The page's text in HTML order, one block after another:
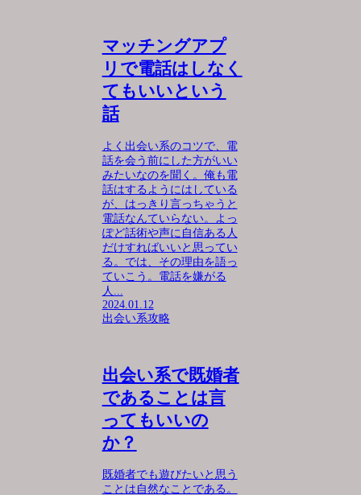
マッチングアプ
リで電話はしなく
てもいいという
話
よく出会い系のコツで、電
話を会う前にした方がいい
みたいなのを聞く。俺も電
話はするようにはしている
が、はっきり言っちゃうと
電話なんていらない。よっ
ぽど話術や声に自信ある人
だけすればいいと思ってい
る。では、その理由を語っ
ていこう。電話を嫌がる
人...
2024.01.12
出会い系攻略
出会い系で既婚者
であることは言
ってもいいの
か？
既婚者でも遊びたいと思う
ことは自然なことである。